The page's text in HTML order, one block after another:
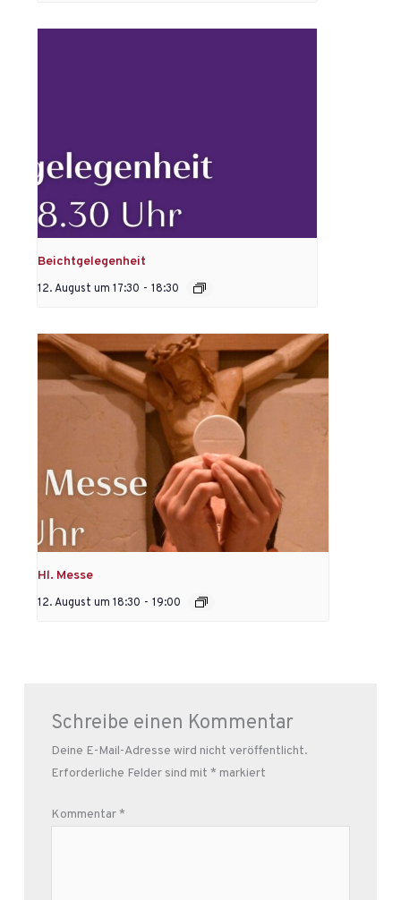
Beichtgelegenheit
12. August um 17:30 - 18:30
Hl. Messe
12. August um 18:30 - 19:00
Schreibe einen Kommentar
Deine E-Mail-Adresse wird nicht veröffentlicht.
Erforderliche Felder sind mit * markiert
Kommentar*